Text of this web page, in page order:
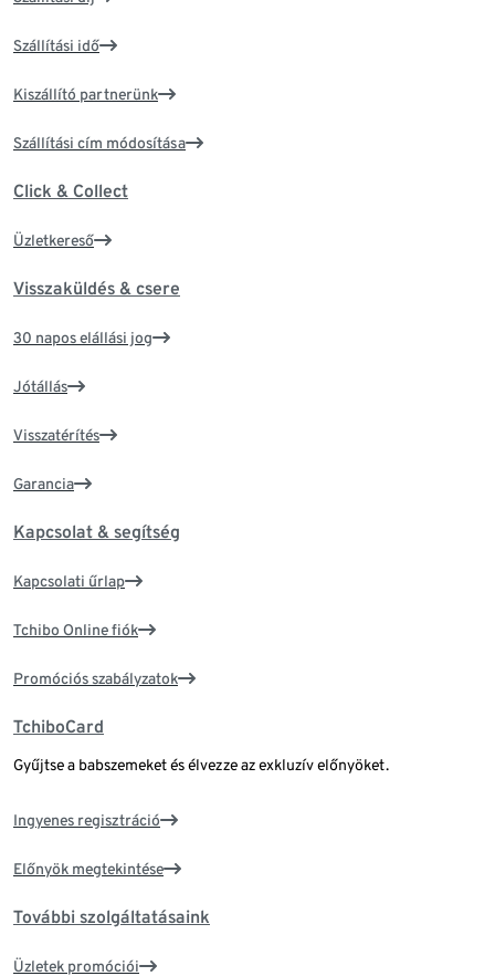
Szállítási idő
Kiszállító partnerünk
Szállítási cím módosítása
Click & Collect
Üzletkereső
Visszaküldés & csere
30 napos elállási jog
Jótállás
Visszatérítés
Garancia
Kapcsolat & segítség
Kapcsolati űrlap
Tchibo Online fiók
Promóciós szabályzatok
TchiboCard
Gyűjtse a babszemeket és élvezze az exkluzív előnyöket.
Ingyenes regisztráció
Előnyök megtekintése
További szolgáltatásaink
Üzletek promóciói